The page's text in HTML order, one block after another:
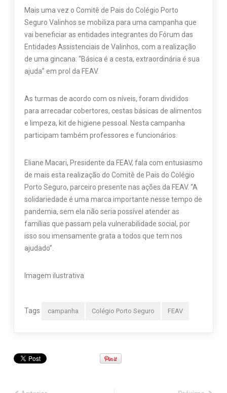
Mais uma vez o Comitê de Pais do Colégio Porto
Seguro Valinhos se mobiliza para uma campanha que
vai beneficiar as entidades integrantes do Fórum das
Entidades Assistenciais de Valinhos, com a realização
de uma gincana: “Básica é a cesta, extraordinária é sua
ajuda” em prol da FEAV.
As turmas de acordo com os níveis, foram divididos
para arrecadar cobertores, cestas básicas de alimentos
e limpeza, kit de higiene pessoal. Nesta campanha
participam também professores e funcionários.
Eliane Macari, Presidente da FEAV, fala com entusiasmo
de mais esta realização do Comitê de Pais do Colégio
Porto Seguro, parceiro presente nas ações da FEAV. “A
solidariedade é uma marca importante nesse tempo de
pandemia, sem ela não seria possível atender as
famílias que passam pela vulnerabilidade social, por
isso sou imensamente grata a todos que tem nos
ajudado”.
Imagem ilustrativa
Tags campanha Colégio Porto Seguro FEAV